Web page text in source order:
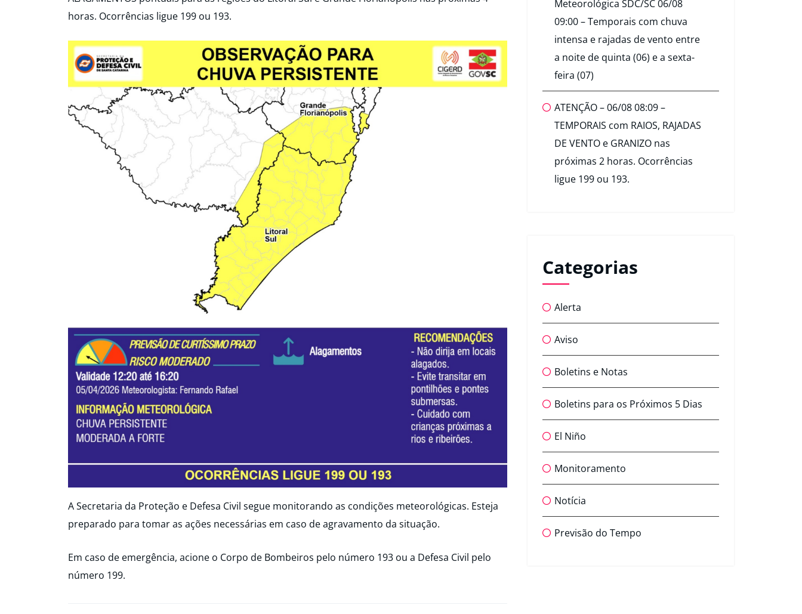
horas. Ocorrências ligue 199 ou 193.
A Secretaria da Proteção e Defesa Civil segue monitorando as condições meteorológicas. Esteja
preparado para tomar as ações necessárias em caso de agravamento da situação.
Em caso de emergência, acione o Corpo de Bombeiros pelo número 193 ou a Defesa Civil pelo
número 199.
Meteorológica SDC/SC 06/08
09:00 – Temporais com chuva
intensa e rajadas de vento entre
a noite de quinta (06) e a sexta-
feira (07)
ATENÇÃO – 06/08 08:09 –
TEMPORAIS com RAIOS, RAJADAS
DE VENTO e GRANIZO nas
próximas 2 horas. Ocorrências
ligue 199 ou 193.
Categorias
Alerta
Aviso
Boletins e Notas
Boletins para os Próximos 5 Dias
El Niño
Monitoramento
Notícia
Previsão do Tempo